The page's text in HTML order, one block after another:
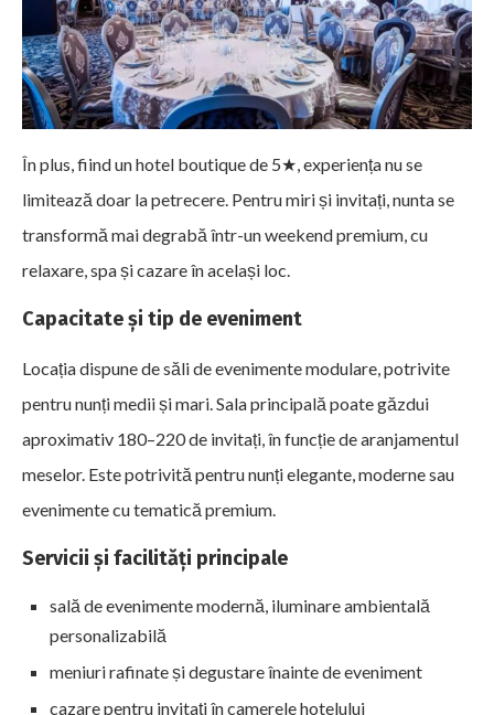
În plus, fiind un hotel boutique de 5★, experiența nu se
limitează doar la petrecere. Pentru miri și invitați, nunta se
transformă mai degrabă într-un weekend premium, cu
relaxare, spa și cazare în același loc.
Capacitate și tip de eveniment
Locația dispune de săli de evenimente modulare, potrivite
pentru nunți medii și mari. Sala principală poate găzdui
aproximativ 180–220 de invitați, în funcție de aranjamentul
meselor. Este potrivită pentru nunți elegante, moderne sau
evenimente cu tematică premium.
Servicii și facilități principale
sală de evenimente modernă, iluminare ambientală
personalizabilă
meniuri rafinate și degustare înainte de eveniment
cazare pentru invitați în camerele hotelului